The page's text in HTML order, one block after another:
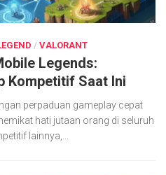
/ VALORANT
Legends:
Kompetitif Saat Ini
perpaduan gameplay cepat
hati jutaan orang di seluruh
lainnya,...